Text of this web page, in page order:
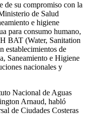
de su compromiso con la
de Salud
e higiene
para consumo humano,
BAT (Water, Sanitation
establecimientos de
Saneamiento e Higiene
nacionales y
Nacional de Aguas
Arnaud, habló
de Ciudades Costeras